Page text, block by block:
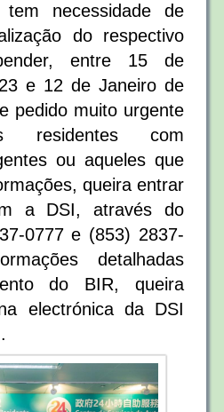
necessidade de
do respectivo
entre 15 de
e 12 de Janeiro de
pedido muito urgente
com
ou aqueles que
queira entrar
a DSI, através do
0777 e (853) 2837-
detalhadas
do BIR, queira
electrónica da DSI